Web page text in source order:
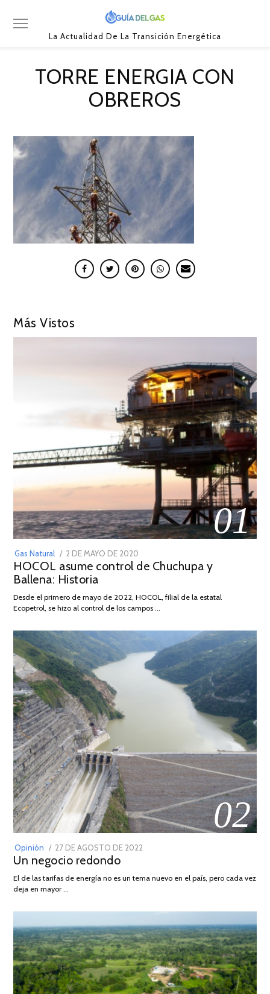
La Actualidad De La Transición Energética
TORRE ENERGIA CON
OBREROS
Más Vistos
01
Gas Natural
POSTED
ON
2 DE MAYO DE 2020
DE
2026
HOCOL asume control de Chuchupa y
Ballena: Historia
Desde el primero de mayo de 2022, HOCOL, filial de la estatal
Ecopetrol, se hizo al control de los campos …
02
Opinión
POSTED
ON
27 DE AGOSTO DE 2022
DE
Un negocio redondo
El de las tarifas de energía no es un tema nuevo en el país, pero cada vez
deja en mayor …